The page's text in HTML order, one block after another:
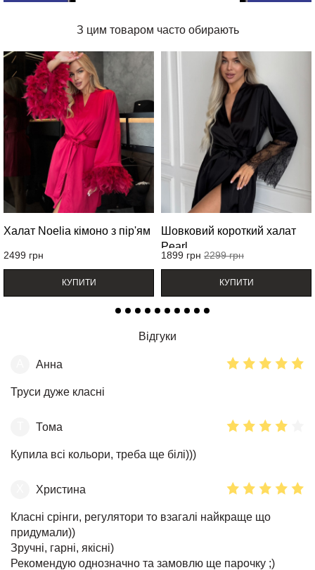
З цим товаром часто обирають
Халат Noelia кімоно з пір'ям
2499 грн
КУПИТИ
Шовковий короткий халат
Pearl
1899 грн 2299грн
КУПИТИ
Відгуки
Анна
Труси дуже класні
Тома
Купила всі кольори, треба ще білі)))
Христина
Класні срінги, регулятори то взагалі найкраще що
придумали))
Зручні, гарні, якісні)
Рекомендую однозначно та замовлю ще парочку ;)